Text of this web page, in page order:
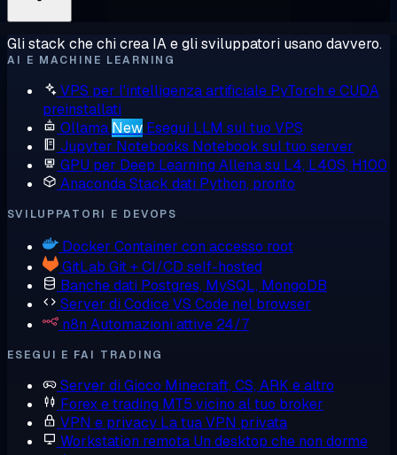
Gli stack che chi crea IA e gli sviluppatori usano davvero.
AI E MACHINE LEARNING
VPS per l'intelligenza artificiale PyTorch e CUDA
preinstallati
Ollama New Esegui LLM sul tuo VPS
Jupyter Notebooks Notebook sul tuo server
GPU per Deep Learning Allena su L4, L40S, H100
AnacondaStack dati Python, pronto
SVILUPPATORI E DEVOPS
Docker Container con accesso root
GitLab Git + CI/CD self-hosted
Banche dati Postgres, MySQL, MongoDB
Server di CodiceVS Code nel browser
n8n Automazioni attive 24/7
ESEGUI E FAI TRADING
Server di Gioco Minecraft, CS, ARK e altro
Forex e trading MT5 vicino al tuo broker
VPN e privacy La tua VPN privata
Workstation remota Un desktop che non dorme